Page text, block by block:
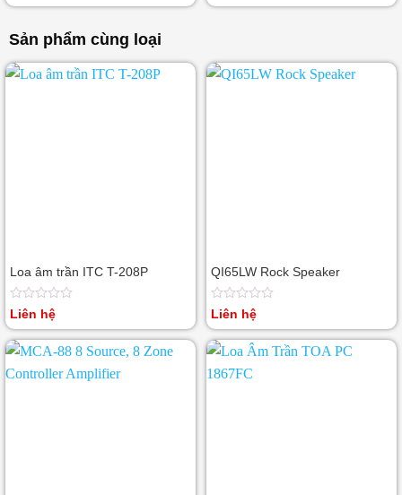
5
Sản phẩm cùng loại
Loa âm trần ITC T-208P
Được
hạng
0
sao
Liên hệ
QI65LW Rock Speaker
Được
hạng
0
sao
Liên hệ